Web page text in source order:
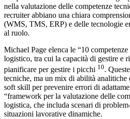
nella valutazione delle competenze
recruiter abbiano una chiara
(WMS, TMS, ERP) e delle tecnologie
al ruolo.
Michael Page elenca le “10
logistico, tra cui la capacità di gestire e
pianificare per gestire i picchi 10.
tecniche, ma un mix di abilità analitiche
soft skill per prevenire errori di
“framework per la valutazione delle
logistica, che includa scenari di
situazioni lavorative dinamiche.